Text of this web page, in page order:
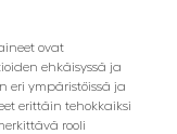
ovat
ehkäisyssä ja
eri ympäristöissä ja
erittäin tehokkaiksi
rooli